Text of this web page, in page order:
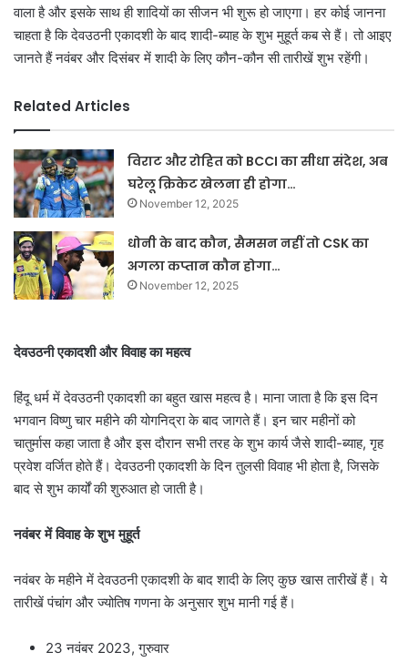
वाला है और इसके साथ ही शादियों का सीजन भी शुरू हो जाएगा। हर कोई जानना
चाहता है कि देवउठनी एकादशी के बाद शादी-ब्याह के शुभ मुहूर्त कब से हैं। तो आइए
जानते हैं नवंबर और दिसंबर में शादी के लिए कौन-कौन सी तारीखें शुभ रहेंगी।
Related Articles
विराट और रोहित को BCCI का सीधा संदेश, अब
घरेलू क्रिकेट खेलना ही होगा…
November 12, 2025
धोनी के बाद कौन, सैमसन नहीं तो CSK का
अगला कप्तान कौन होगा…
November 12, 2025
देवउठनी एकादशी और विवाह का महत्व
हिंदू धर्म में देवउठनी एकादशी का बहुत खास महत्व है। माना जाता है कि इस दिन
भगवान विष्णु चार महीने की योगनिद्रा के बाद जागते हैं। इन चार महीनों को
चातुर्मास कहा जाता है और इस दौरान सभी तरह के शुभ कार्य जैसे शादी-ब्याह, गृह
प्रवेश वर्जित होते हैं। देवउठनी एकादशी के दिन तुलसी विवाह भी होता है, जिसके
बाद से शुभ कार्यों की शुरुआत हो जाती है।
नवंबर में विवाह के शुभ मुहूर्त
नवंबर के महीने में देवउठनी एकादशी के बाद शादी के लिए कुछ खास तारीखें हैं। ये
तारीखें पंचांग और ज्योतिष गणना के अनुसार शुभ मानी गई हैं।
23 नवंबर 2023, गुरुवार